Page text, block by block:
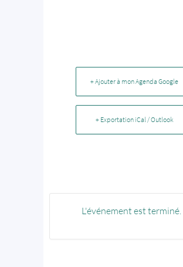
+ Ajouter à mon Agenda Google
+ Exportation iCal / Outlook
L'événement est terminé.